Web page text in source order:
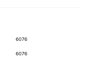
6076
6076